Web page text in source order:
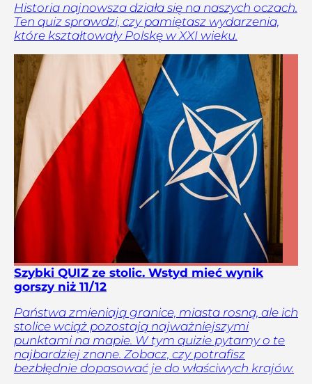
Historia najnowsza działa się na naszych oczach.
Ten quiz sprawdzi, czy pamiętasz wydarzenia,
które kształtowały Polskę w XXI wieku.
Szybki QUIZ ze stolic. Wstyd mieć wynik
gorszy niż 11/12
Państwa zmieniają granice, miasta rosną, ale ich
stolice wciąż pozostają najważniejszymi
punktami na mapie. W tym quizie pytamy o te
najbardziej znane. Zobacz, czy potrafisz
bezbłędnie dopasować je do właściwych krajów.